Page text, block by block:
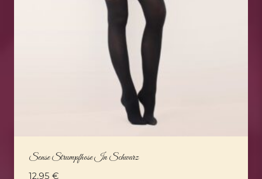
Sense Strumpfhose In Schwarz
12,95 €